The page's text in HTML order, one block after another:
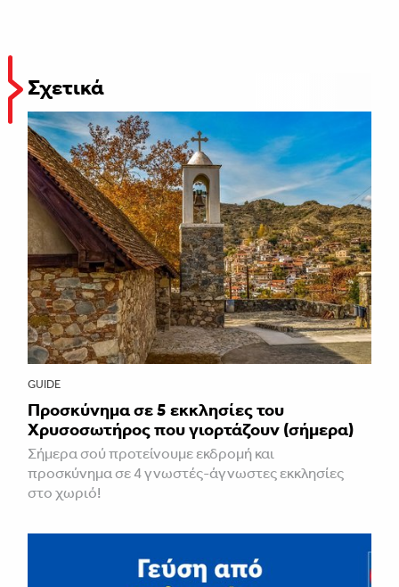
Σχετικά
GUIDE
Προσκύνημα σε 5 εκκλησίες του
Χρυσοσωτήρος που γιορτάζουν (σήμερα)
Σήμερα σού προτείνουμε εκδρομή και
προσκύνημα σε 4 γνωστές-άγνωστες εκκλησίες
στο χωριό!